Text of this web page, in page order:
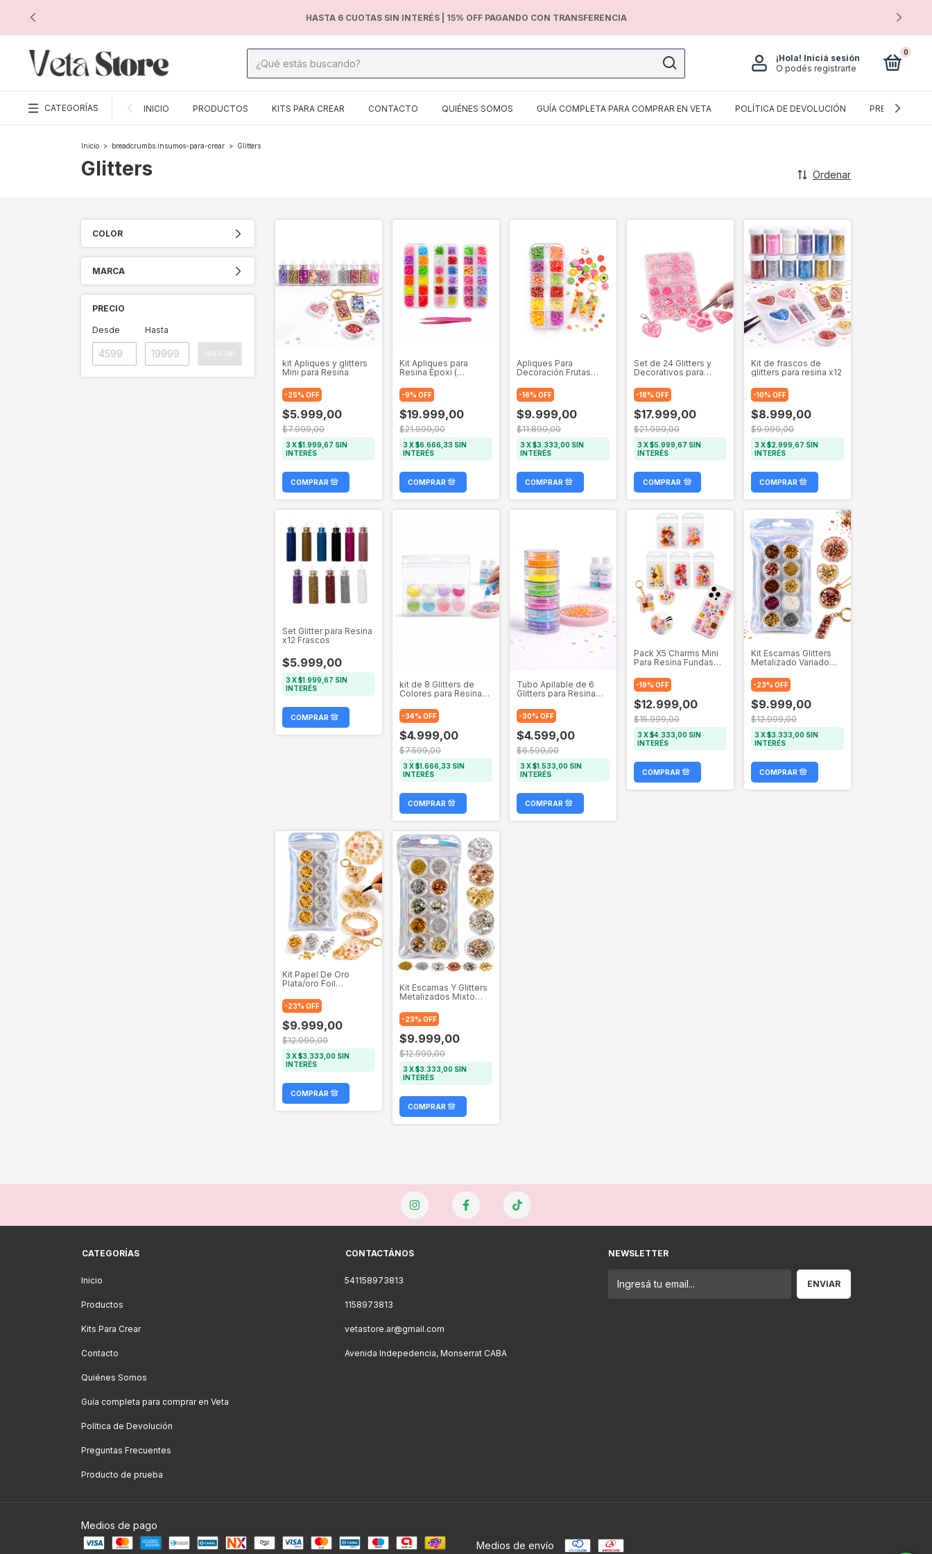
HASTA 6 CUOTAS SIN INTERÉS | 15% OFF PAGANDO CON TRANSFERENCIA
¡Hola! Iniciá sesión
O podés registrarte
0
CATEGORÍAS INICIO PRODUCTOS KITS PARA CREAR CONTACTO QUIÉNES SOMOS GUÍA COMPLETA PARA COMPRAR EN VETA POLÍTICA DE DEVOLUCIÓN PREGUNTAS
Inicio > breadcrumbs.insumos-para-crear > Glitters
Glitters Ordenar
COLOR
MARCA
PRECIO
Desde Hasta
kit Apliques y glitters
Mini para Resina
-25% OFF
$5.999,00
$7.999,00
3X$1.999,67 SIN
INTERÉS
Kit Apliques para
Resina Epoxi (
Estrellas )
-9% OFF
$19.999,00
$21.999,00
3X$6.666,33 SIN
INTERÉS
Apliques Para
Decoración Frutas
-16% OFF
$9.999,00
$11.899,00
3X$3.333,00 SIN
INTERÉS
Set de 24 Glitters y
Decorativos para
-18% OFF
$17.999,00
$21.999,00
3X$5.999,67 SIN
INTERÉS
COMPRAR
Kit de frascos de
glitters para resina x12
-10% OFF
$8.999,00
$9.999,00
3X$2.999,67 SIN
INTERÉS
Set Glitter para Resina
x12 Frascos
$5.999,00
3X$1.999,67 SIN
INTERÉS
kit de 8 Glitters de
Colores para Resina
en Bolsa Reutilizable
-34% OFF
$4.999,00
$7.599,00
3X$1.666,33 SIN
INTERÉS
Tubo Apilable de 6
Glitters para Resina
-30% OFF
$4.599,00
$6.599,00
3X$1.533,00 SIN
INTERÉS
Pack X5 Charms Mini
Para Resina Fundas
-19% OFF
$12.999,00
$15.999,00
3X$4.333,00 SIN
INTERÉS
Kit Escamas Glitters
Metalizado Variado
-23% OFF
$9.999,00
$12.999,00
3X$3.333,00 SIN
INTERÉS
Kit Papel De Oro
Plata/oro Foil
Resina X10
-23% OFF
$9.999,00
$12.999,00
3X$3.333,00 SIN
INTERÉS
Kit Escamas Y Glitters
Metalizados Mixto
-23% OFF
$9.999,00
$12.999,00
3X$3.333,00 SIN
INTERÉS
CATEGORÍAS
Inicio
Productos
Kits Para Crear
Contacto
Quiénes Somos
Guía completa para comprar en Veta
Política de Devolución
Preguntas Frecuentes
Producto de prueba
CONTACTÁNOS
541158973813
1158973813
vetastore.ar@gmail.com
Avenida Indepedencia, Monserrat CABA
NEWSLETTER
Medios de pago
Medios de envío